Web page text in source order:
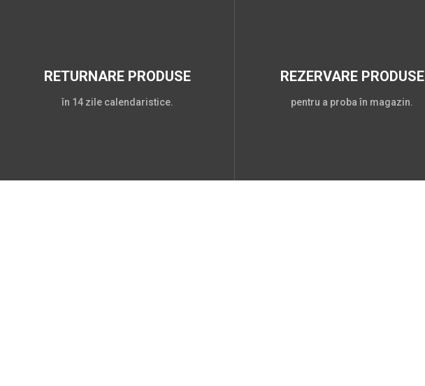
RETURNARE PRODUSE
în 14 zile calendaristice.
REZERVARE PRODUSE
pentru a proba în magazin.